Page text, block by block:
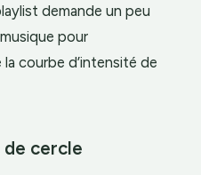
demande un peu
pour
courbe d’intensité de
cercle